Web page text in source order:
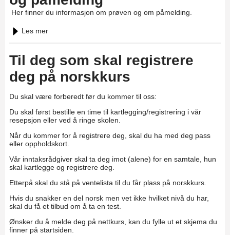
Her finner du informasjon om prøven og om påmelding.
Les mer
Til deg som skal registrere
deg på norskkurs
Du skal være forberedt før du kommer til oss:
Du skal først bestille en time til kartlegging/registrering i vår
resepsjon eller ved å ringe skolen.
Når du kommer for å registrere deg, skal du ha med deg pass
eller oppholdskort.
Vår inntaksrådgiver skal ta deg imot (alene) for en samtale, hun
skal kartlegge og registrere deg.
Etterpå skal du stå på ventelista til du får plass på norskkurs.
Hvis du snakker en del norsk men vet ikke hvilket nivå du har,
skal du få et tilbud om å ta en test.
Ønsker du å melde deg på nettkurs, kan du fylle ut et skjema du
finner på startsiden.